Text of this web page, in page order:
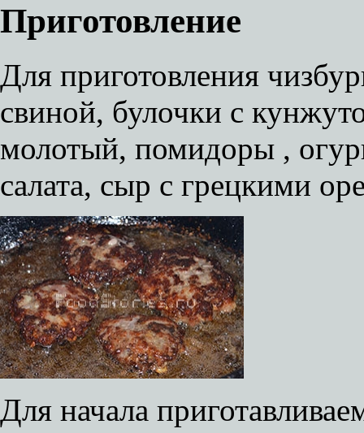
Приготовление
Для приготовления
свиной, булочки с
молотый, помидоры ,
салата, сыр с грецкими
Для начала